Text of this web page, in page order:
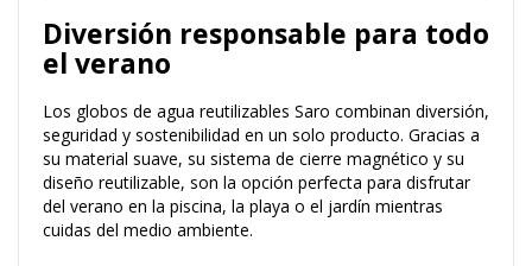
Diversión responsable para todo
el verano
Los globos de agua reutilizables Saro combinan diversión,
seguridad y sostenibilidad en un solo producto. Gracias a
su material suave, su sistema de cierre magnético y su
diseño reutilizable, son la opción perfecta para disfrutar
del verano en la piscina, la playa o el jardín mientras
cuidas del medio ambiente.